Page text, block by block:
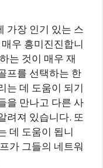
가장 인기 있는 스
우 흥미진진합니
는 것이 매우 재
프를 선택하는 한
는 데 도움이 되기
을 만나고 다른 사
려져 있습니다. 또
데 도움이 됩니
가 그들의 네트워